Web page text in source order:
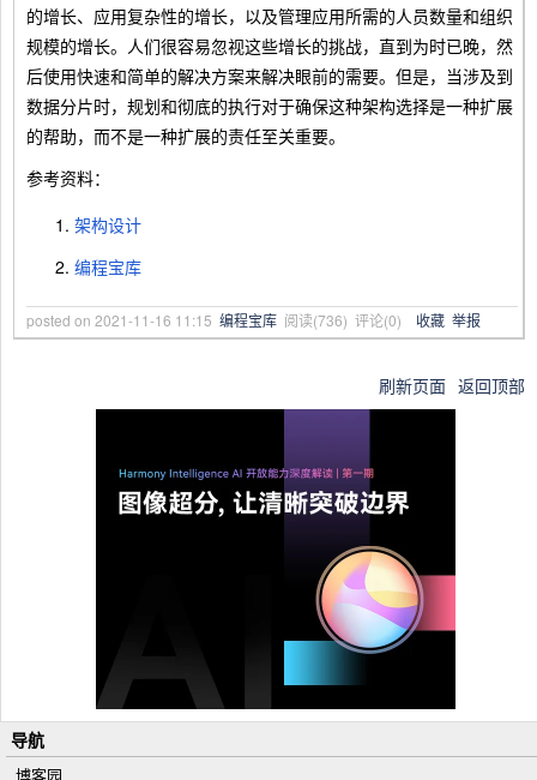
的增长、应用复杂性的增长，以及管理应用所需的人员数量和组织
规模的增长。人们很容易忽视这些增长的挑战，直到为时已晚，然
后使用快速和简单的解决方案来解决眼前的需要。但是，当涉及到
数据分片时，规划和彻底的执行对于确保这种架构选择是一种扩展
的帮助，而不是一种扩展的责任至关重要。
参考资料：
架构设计
编程宝库
posted on 2021-11-16 11:15 编程宝库 阅读(736) 评论(0) 收藏 举报
刷新页面 返回顶部
导航
博客园